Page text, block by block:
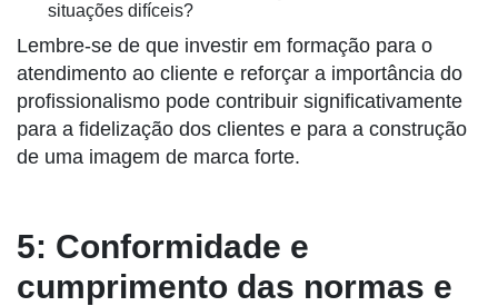
situações difíceis?
Lembre-se de que investir em formação para o
atendimento ao cliente e reforçar a importância do
profissionalismo pode contribuir significativamente
para a fidelização dos clientes e para a construção
de uma imagem de marca forte.
5: Conformidade e
cumprimento das normas e